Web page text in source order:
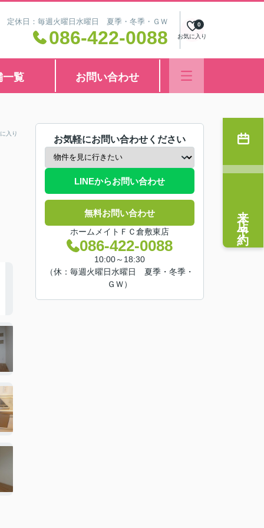
定休日：毎週火曜日水曜日 夏季・冬季・ＧＷ
086-422-0088 お気に入り
0
一覧 お問い合わせ
入り
お気軽にお問い合わせください
LINEからお問い合わせ
無料お問い合わせ
ホームメイトＦＣ倉敷東店
086-422-0088
10:00～18:30
（休：毎週火曜日水曜日 夏季・冬季・
ＧＷ）
来店予約